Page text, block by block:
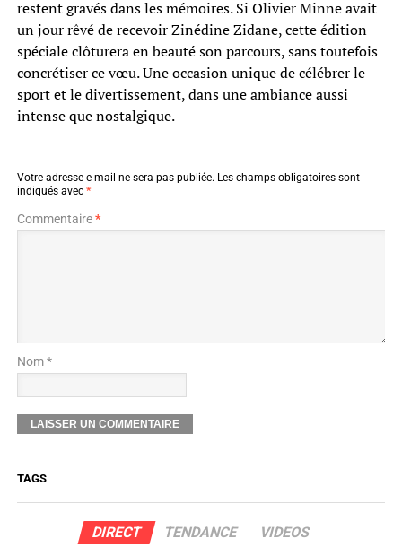
restent gravés dans les mémoires. Si Olivier Minne avait
un jour rêvé de recevoir Zinédine Zidane, cette édition
spéciale clôturera en beauté son parcours, sans toutefois
concrétiser ce vœu. Une occasion unique de célébrer le
sport et le divertissement, dans une ambiance aussi
intense que nostalgique.
Votre adresse e-mail ne sera pas publiée. Les champs obligatoires sont
indiqués avec *
Commentaire*
Nom *
TAGS
DIRECT TENDANCE VIDEOS